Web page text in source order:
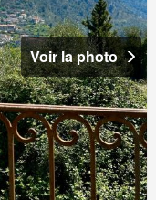
Voir la photo